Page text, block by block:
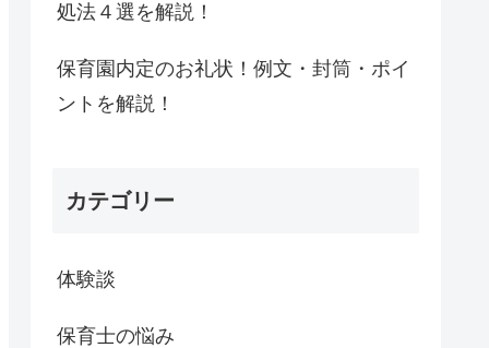
処法４選を解説！
保育園内定のお礼状！例文・封筒・ポイ
ントを解説！
カテゴリー
体験談
保育士の悩み